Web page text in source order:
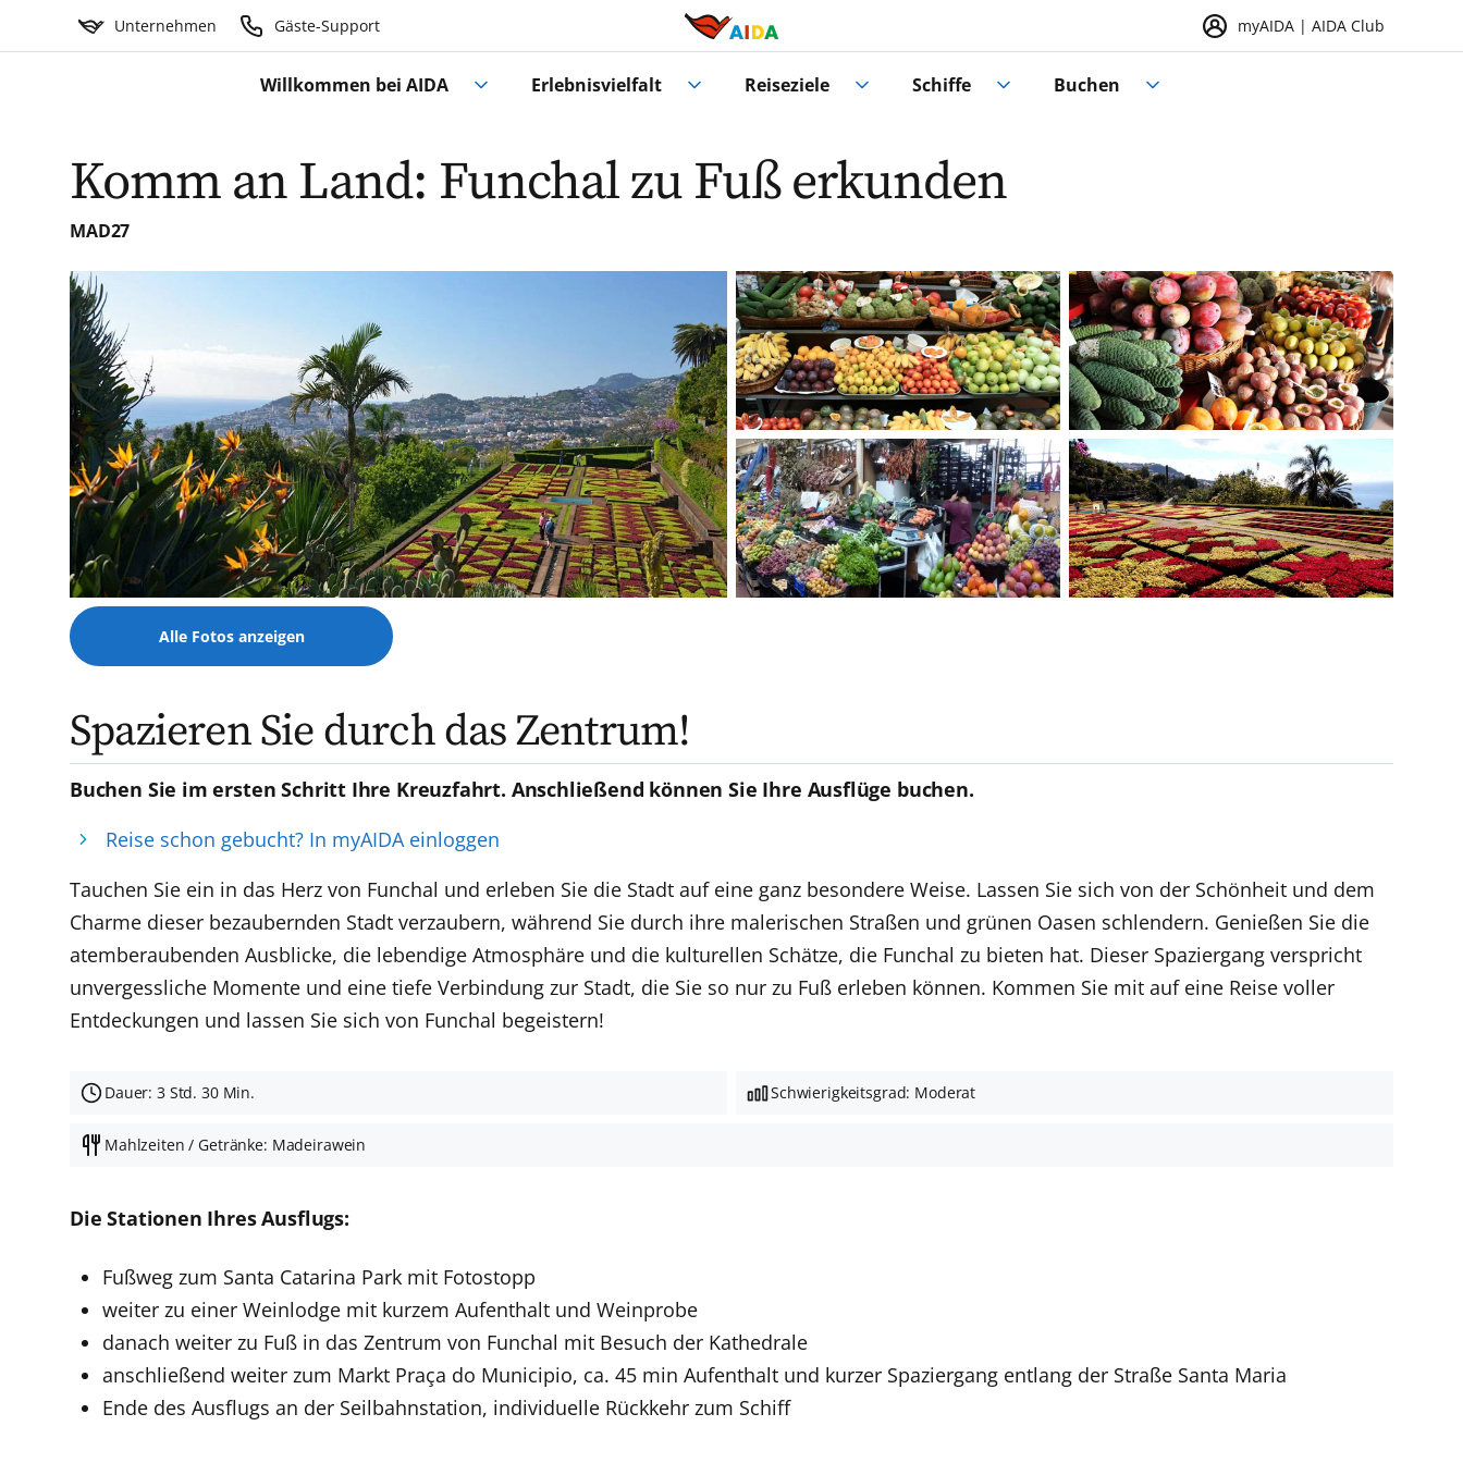
Unternehmen Gäste-Support myAIDA | AIDA Club
Willkommen bei AIDA Erlebnisvielfalt Reiseziele Schiffe Buchen
Komm an Land: Funchal zu Fuß erkunden
MAD27
Alle Fotos anzeigen
Spazieren Sie durch das Zentrum!
Buchen Sie im ersten Schritt Ihre Kreuzfahrt. Anschließend können Sie Ihre Ausflüge buchen.
Reise schon gebucht? In myAIDA einloggen
Tauchen Sie ein in das Herz von Funchal und erleben Sie die Stadt auf eine ganz besondere Weise. Lassen Sie sich von der Schönheit und dem
Charme dieser bezaubernden Stadt verzaubern, während Sie durch ihre malerischen Straßen und grünen Oasen schlendern. Genießen Sie die
atemberaubenden Ausblicke, die lebendige Atmosphäre und die kulturellen Schätze, die Funchal zu bieten hat. Dieser Spaziergang verspricht
unvergessliche Momente und eine tiefe Verbindung zur Stadt, die Sie so nur zu Fuß erleben können. Kommen Sie mit auf eine Reise voller
Entdeckungen und lassen Sie sich von Funchal begeistern!
Dauer: 3 Std. 30 Min. Schwierigkeitsgrad: Moderat
Mahlzeiten / Getränke: Madeirawein
Die Stationen Ihres Ausflugs:
Fußweg zum Santa Catarina Park mit Fotostopp
weiter zu einer Weinlodge mit kurzem Aufenthalt und Weinprobe
danach weiter zu Fuß in das Zentrum von Funchal mit Besuch der Kathedrale
anschließend weiter zum Markt Praça do Municipio, ca. 45 min Aufenthalt und kurzer Spaziergang entlang der Straße Santa Maria
Ende des Ausflugs an der Seilbahnstation, individuelle Rückkehr zum Schiff